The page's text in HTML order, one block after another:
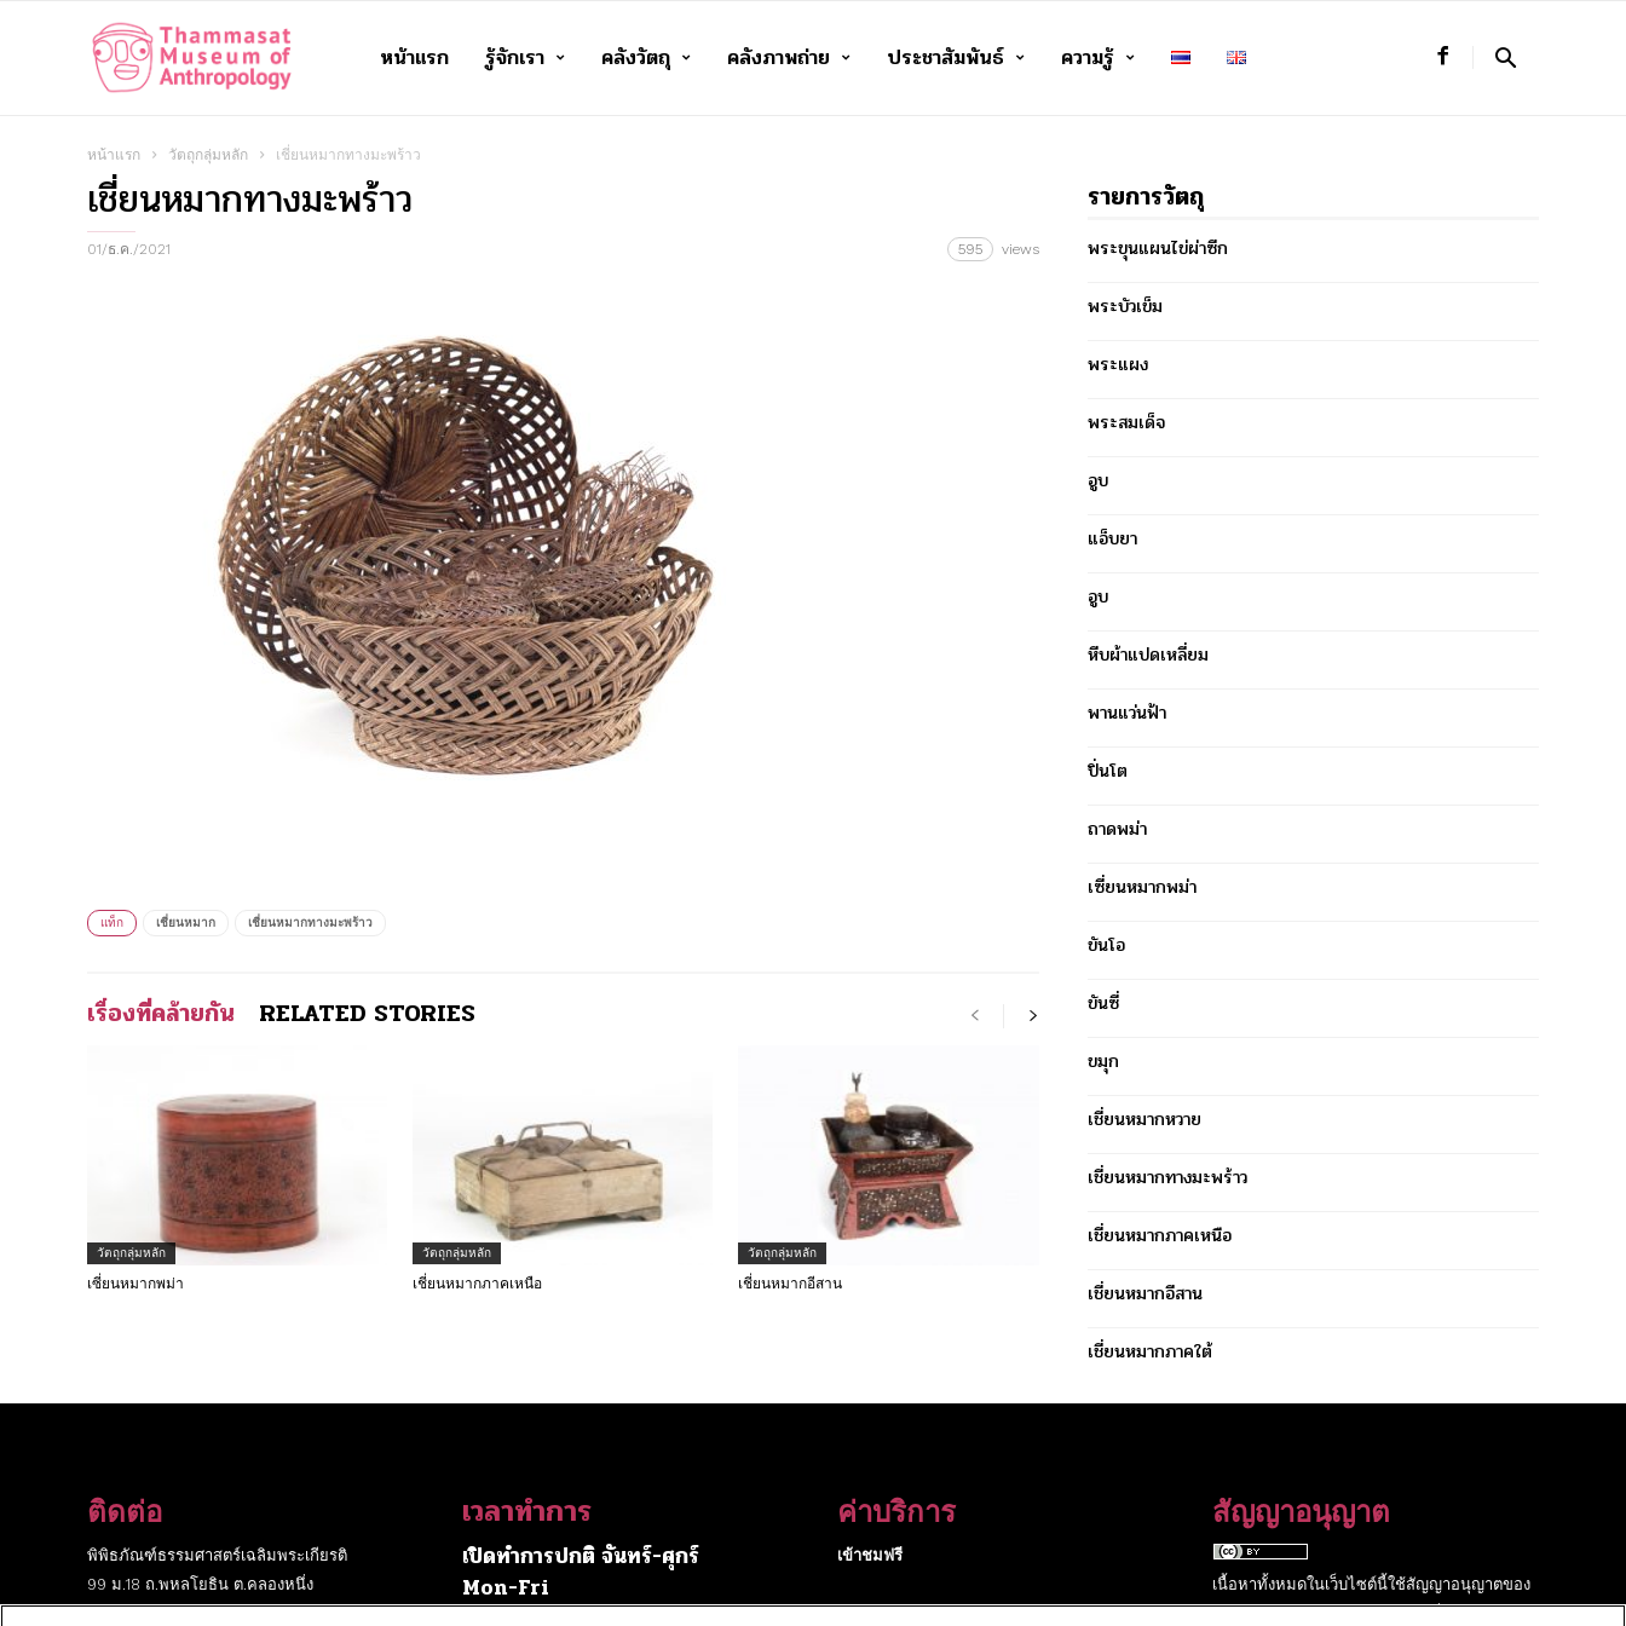
Thammasat
Museum
หน้าแรก รู้จักเรา คลังวัตถุ คลังภาพถ่าย ประชาสัมพันธ์ ความรู้
หน้าแรก วัตถุกลุ่มหลัก เชี่ยนหมากทางมะพร้าว
เชี่ยนหมากทางมะพร้าว
01/ธ.ค./2021 595 views
แท็ก เชี่ยนหมาก เชี่ยนหมากทางมะพร้าว
เรื่องที่คล้ายกัน RELATED STORIES
วัตถุกลุ่มหลัก
เซี่ยนหมากพม่า
วัตถุกลุ่มหลัก
เชี่ยนหมากภาคเหนือ
วัตถุกลุ่มหลัก
เชี่ยนหมากอีสาน
รายการวัตถุ
พระขุนแผนไข่ผ่าซีก
พระบัวเข็ม
พระแผง
พระสมเด็จ
อูบ
แอ็บยา
อูบ
หีบผ้าแปดเหลี่ยม
พานแว่นฟ้า
ปิ่นโต
ถาดพม่า
เซี่ยนหมากพม่า
ขันโอ
ขันซี่
ขมุก
เชี่ยนหมากหวาย
เชี่ยนหมากทางมะพร้าว
เชี่ยนหมากภาคเหนือ
เชี่ยนหมากอีสาน
เชี่ยนหมากภาคใต้
ติดต่อ
พิพิธภัณฑ์ธรรมศาสตร์เฉลิมพระเกียรติ
99 ม.18 ถ.พหลโยธิน ต.คลองหนึ่ง
เวลาทำการ
เปิดทำการปกติ จันทร์-ศุกร์
Mon-Fri
ค่าบริการ
เข้าชมฟรี
สัญญาอนุญาต
เนื้อหาทั้งหมดในเว็บไซต์นี้ใช้สัญญาอนุญาตของ